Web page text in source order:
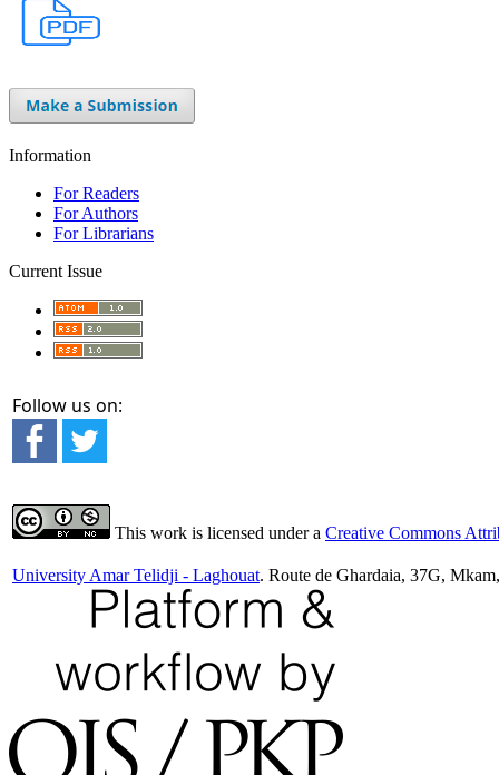
Information
For Readers
For Authors
For Librarians
Current Issue
Follow us on:
This work is licensed under a Creative Commons
University Amar Telidji - Laghouat. Route de Ghardaia, 37G,